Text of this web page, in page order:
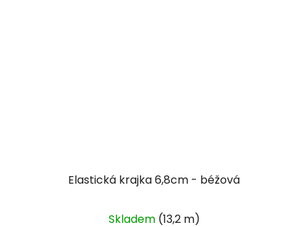
Elastická krajka 6,8cm - béžová
Skladem (13,2 m)